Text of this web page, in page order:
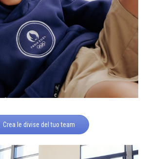
Crea le divise del tuo team